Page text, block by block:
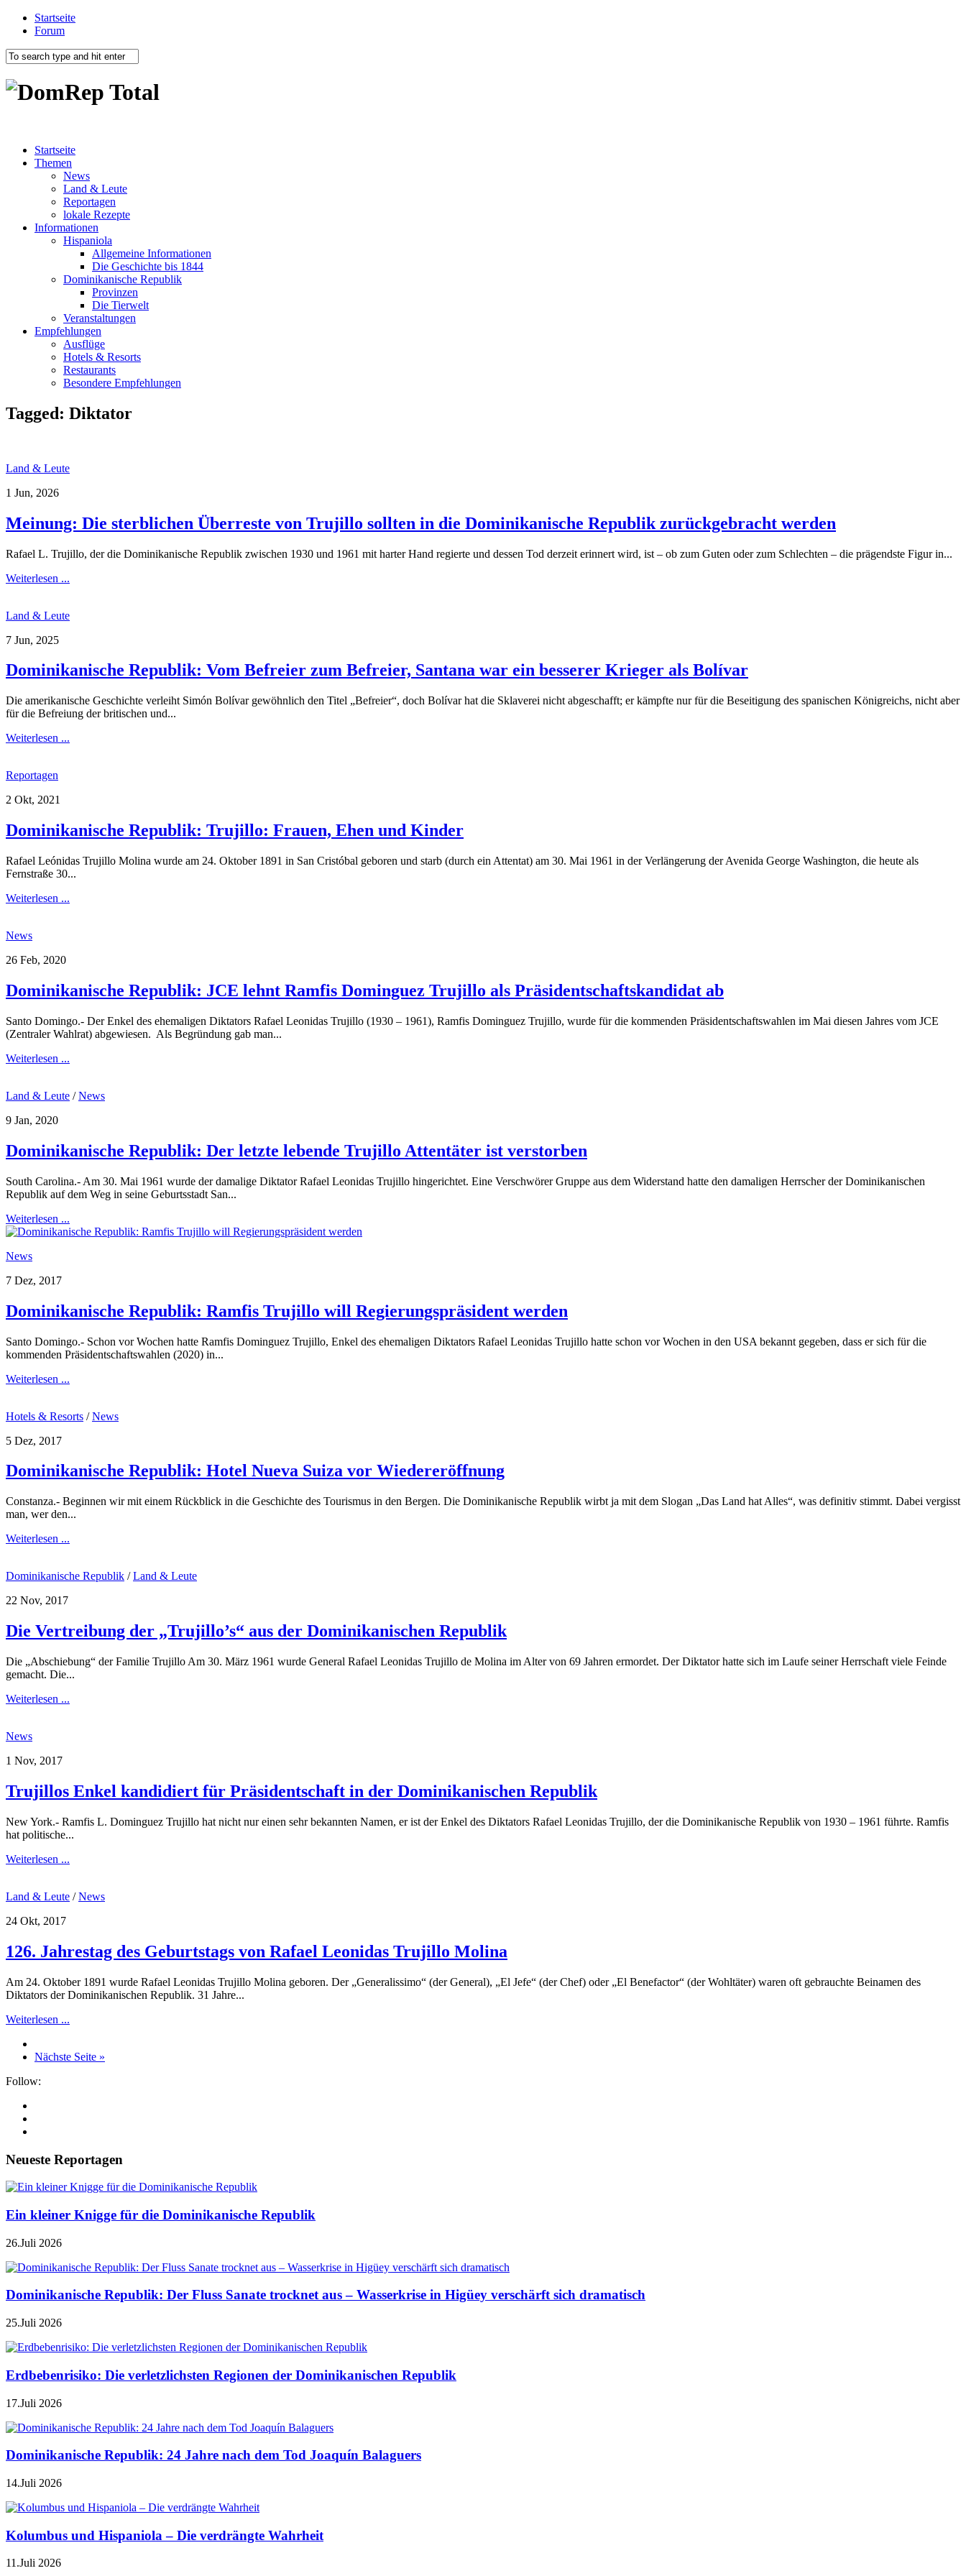
Startseite
Forum
Startseite
Themen
News
Land & Leute
Reportagen
lokale Rezepte
Informationen
Hispaniola
Allgemeine Informationen
Die Geschichte bis 1844
Dominikanische Republik
Provinzen
Die Tierwelt
Veranstaltungen
Empfehlungen
Ausflüge
Hotels & Resorts
Restaurants
Besondere Empfehlungen
Tagged: Diktator
Land & Leute
1 Jun, 2026
Meinung: Die sterblichen Überreste von Trujillo sollten in die Dominikanische Republik zurückgebracht werden
Rafael L. Trujillo, der die Dominikanische Republik zwischen 1930 und 1961 mit harter Hand regierte und dessen Tod derzeit erinnert wird, ist – ob zum Guten oder zum Schlechten – die prägendste Figur in...
Weiterlesen ...
Land & Leute
7 Jun, 2025
Dominikanische Republik: Vom Befreier zum Befreier, Santana war ein besserer Krieger als Bolívar
Die amerikanische Geschichte verleiht Simón Bolívar gewöhnlich den Titel „Befreier“, doch Bolívar hat die Sklaverei nicht abgeschafft; er kämpfte nur für die Beseitigung des spanischen Königreichs, nicht aber
für die Befreiung der britischen und...
Weiterlesen ...
Reportagen
2 Okt, 2021
Dominikanische Republik: Trujillo: Frauen, Ehen und Kinder
Rafael Leónidas Trujillo Molina wurde am 24. Oktober 1891 in San Cristóbal geboren und starb (durch ein Attentat) am 30. Mai 1961 in der Verlängerung der Avenida George Washington, die heute als
Fernstraße 30...
Weiterlesen ...
News
26 Feb, 2020
Dominikanische Republik: JCE lehnt Ramfis Dominguez Trujillo als Präsidentschaftskandidat ab
Santo Domingo.- Der Enkel des ehemaligen Diktators Rafael Leonidas Trujillo (1930 – 1961), Ramfis Dominguez Trujillo, wurde für die kommenden Präsidentschaftswahlen im Mai diesen Jahres vom JCE
(Zentraler Wahlrat) abgewiesen. Als Begründung gab man...
Weiterlesen ...
Land & Leute /News
9 Jan, 2020
Dominikanische Republik: Der letzte lebende Trujillo Attentäter ist verstorben
South Carolina.- Am 30. Mai 1961 wurde der damalige Diktator Rafael Leonidas Trujillo hingerichtet. Eine Verschwörer Gruppe aus dem Widerstand hatte den damaligen Herrscher der Dominikanischen
Republik auf dem Weg in seine Geburtsstadt San...
Weiterlesen ...
News
7 Dez, 2017
Dominikanische Republik: Ramfis Trujillo will Regierungspräsident werden
Santo Domingo.- Schon vor Wochen hatte Ramfis Dominguez Trujillo, Enkel des ehemaligen Diktators Rafael Leonidas Trujillo hatte schon vor Wochen in den USA bekannt gegeben, dass er sich für die
kommenden Präsidentschaftswahlen (2020) in...
Weiterlesen ...
Hotels & Resorts /News
5 Dez, 2017
Dominikanische Republik: Hotel Nueva Suiza vor Wiedereröffnung
Constanza.- Beginnen wir mit einem Rückblick in die Geschichte des Tourismus in den Bergen. Die Dominikanische Republik wirbt ja mit dem Slogan „Das Land hat Alles“, was definitiv stimmt. Dabei vergisst
man, wer den...
Weiterlesen ...
Dominikanische Republik /Land & Leute
22 Nov, 2017
Die Vertreibung der „Trujillo’s“ aus der Dominikanischen Republik
Die „Abschiebung“ der Familie Trujillo Am 30. März 1961 wurde General Rafael Leonidas Trujillo de Molina im Alter von 69 Jahren ermordet. Der Diktator hatte sich im Laufe seiner Herrschaft viele Feinde
gemacht. Die...
Weiterlesen ...
News
1 Nov, 2017
Trujillos Enkel kandidiert für Präsidentschaft in der Dominikanischen Republik
New York.- Ramfis L. Dominguez Trujillo hat nicht nur einen sehr bekannten Namen, er ist der Enkel des Diktators Rafael Leonidas Trujillo, der die Dominikanische Republik von 1930 – 1961 führte. Ramfis
hat politische...
Weiterlesen ...
Land & Leute /News
24 Okt, 2017
126. Jahrestag des Geburtstags von Rafael Leonidas Trujillo Molina
Am 24. Oktober 1891 wurde Rafael Leonidas Trujillo Molina geboren. Der „Generalissimo“ (der General), „El Jefe“ (der Chef) oder „El Benefactor“ (der Wohltäter) waren oft gebrauchte Beinamen des
Diktators der Dominikanischen Republik. 31 Jahre...
Weiterlesen ...
Nächste Seite »
Follow:
Neueste Reportagen
Ein kleiner Knigge für die Dominikanische Republik
26.Juli 2026
Dominikanische Republik: Der Fluss Sanate trocknet aus – Wasserkrise in Higüey verschärft sich dramatisch
25.Juli 2026
Erdbebenrisiko: Die verletzlichsten Regionen der Dominikanischen Republik
17.Juli 2026
Dominikanische Republik: 24 Jahre nach dem Tod Joaquín Balaguers
14.Juli 2026
Kolumbus und Hispaniola – Die verdrängte Wahrheit
11.Juli 2026